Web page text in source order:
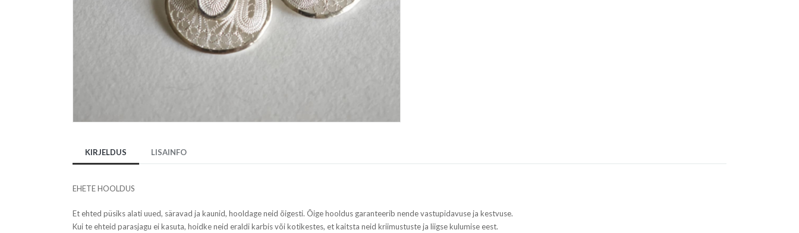
KIRJELDUS LISAINFO
EHETE HOOLDUS
Et ehted püsiks alati uued, säravad ja kaunid, hooldage neid õigesti. Õige hooldus garanteerib nende vastupidavuse ja kestvuse.
Kui te ehteid parasjagu ei kasuta, hoidke neid eraldi karbis või kotikestes, et kaitsta neid kriimustuste ja liigse kulumise eest.